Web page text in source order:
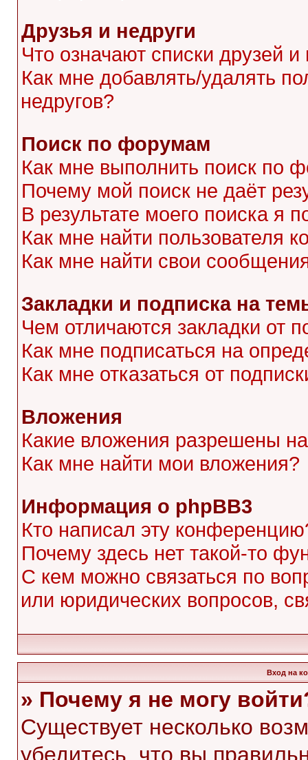
Друзья и недруги
Что означают списки друзей и
Как мне добавлять/удалять
недругов?
Поиск по форумам
Как мне выполнить поиск по
Почему мой поиск не даёт
В результате моего поиска я
Как мне найти пользователя
Как мне найти свои
Закладки и подписка на
Чем отличаются закладки от
Как мне подписаться на
Как мне отказаться от
Вложения
Какие вложения разрешены
Как мне найти мои вложения?
Информация о phpBB3
Кто написал эту
Почему здесь нет такой-то
С кем можно связаться по
или юридических вопросов,
Вход на
» Почему я не могу
Существует несколько
убедитесь, что вы